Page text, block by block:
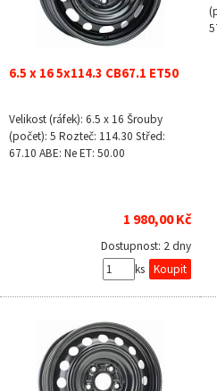
6.5 x 16 5x114.3 CB67.1 ET50
Velikost (ráfek): 6.5 x 16 Šrouby
(počet): 5 Rozteč: 114.30 Střed:
67.10 ABE: Ne ET: 50.00
1 980,00 Kč
Dostupnost: 2 dny
ks